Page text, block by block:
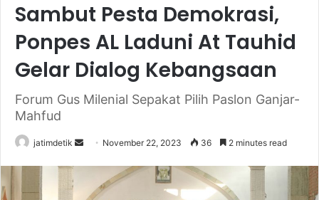
Sambut Pesta Demokrasi,
Ponpes AL Laduni At Tauhid
Gelar Dialog Kebangsaan
Forum Gus Milenial Sepakat Pilih Paslon Ganjar-
Mahfud
jatimdetik November 22, 2023 36 2 minutes read